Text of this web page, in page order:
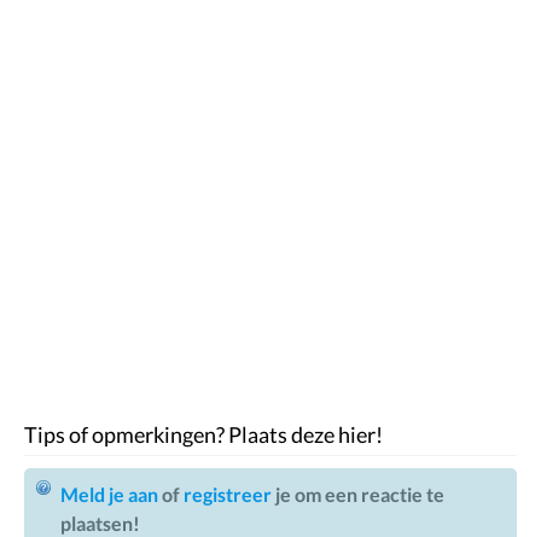
Tips of opmerkingen? Plaats deze hier!
Meld je aanof registreer je om een reactie te
plaatsen!